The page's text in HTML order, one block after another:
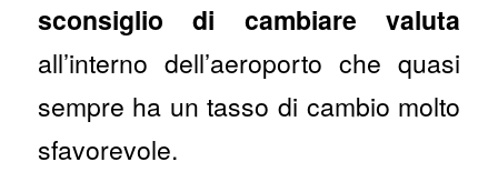
sconsiglio di cambiare valuta
all’interno dell’aeroporto che quasi
sempre ha un tasso di cambio molto
sfavorevole.